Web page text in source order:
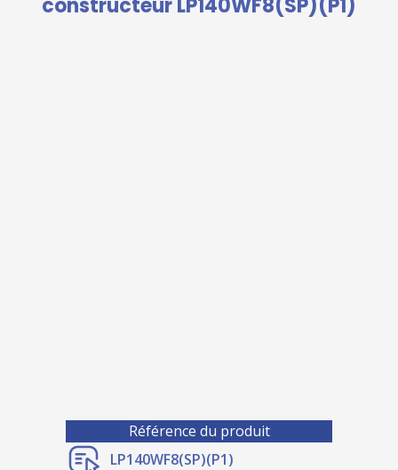
constructeur LP140WF8(SP)(P1)
Référence du produit
LP140WF8(SP)(P1)